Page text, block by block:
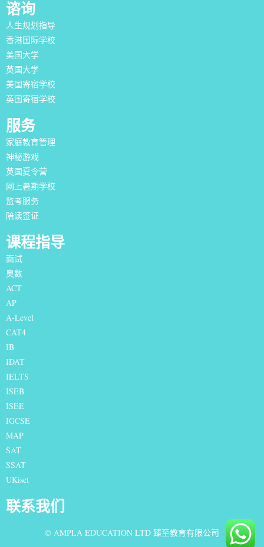
谘询
人生规划指导
香港国际学校
美国大学
英国大学
美国寄宿学校
英国寄宿学校
服务
家庭教育管理
神秘游戏
英国夏令营
网上暑期学校
监考服务
陪读签证
课程指导
面试
奥数
ACT
AP
A-Level
CAT4
IB
IDAT
IELTS
ISEB
ISEE
IGCSE
MAP
SAT
SSAT
UKiset
联系我们
© AMPLA EDUCATION LTD 臻至教育有限公司